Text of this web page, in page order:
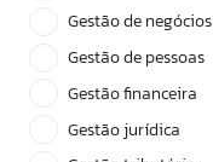
Gestão de negócios
Gestão de pessoas
Gestão financeira
Gestão jurídica